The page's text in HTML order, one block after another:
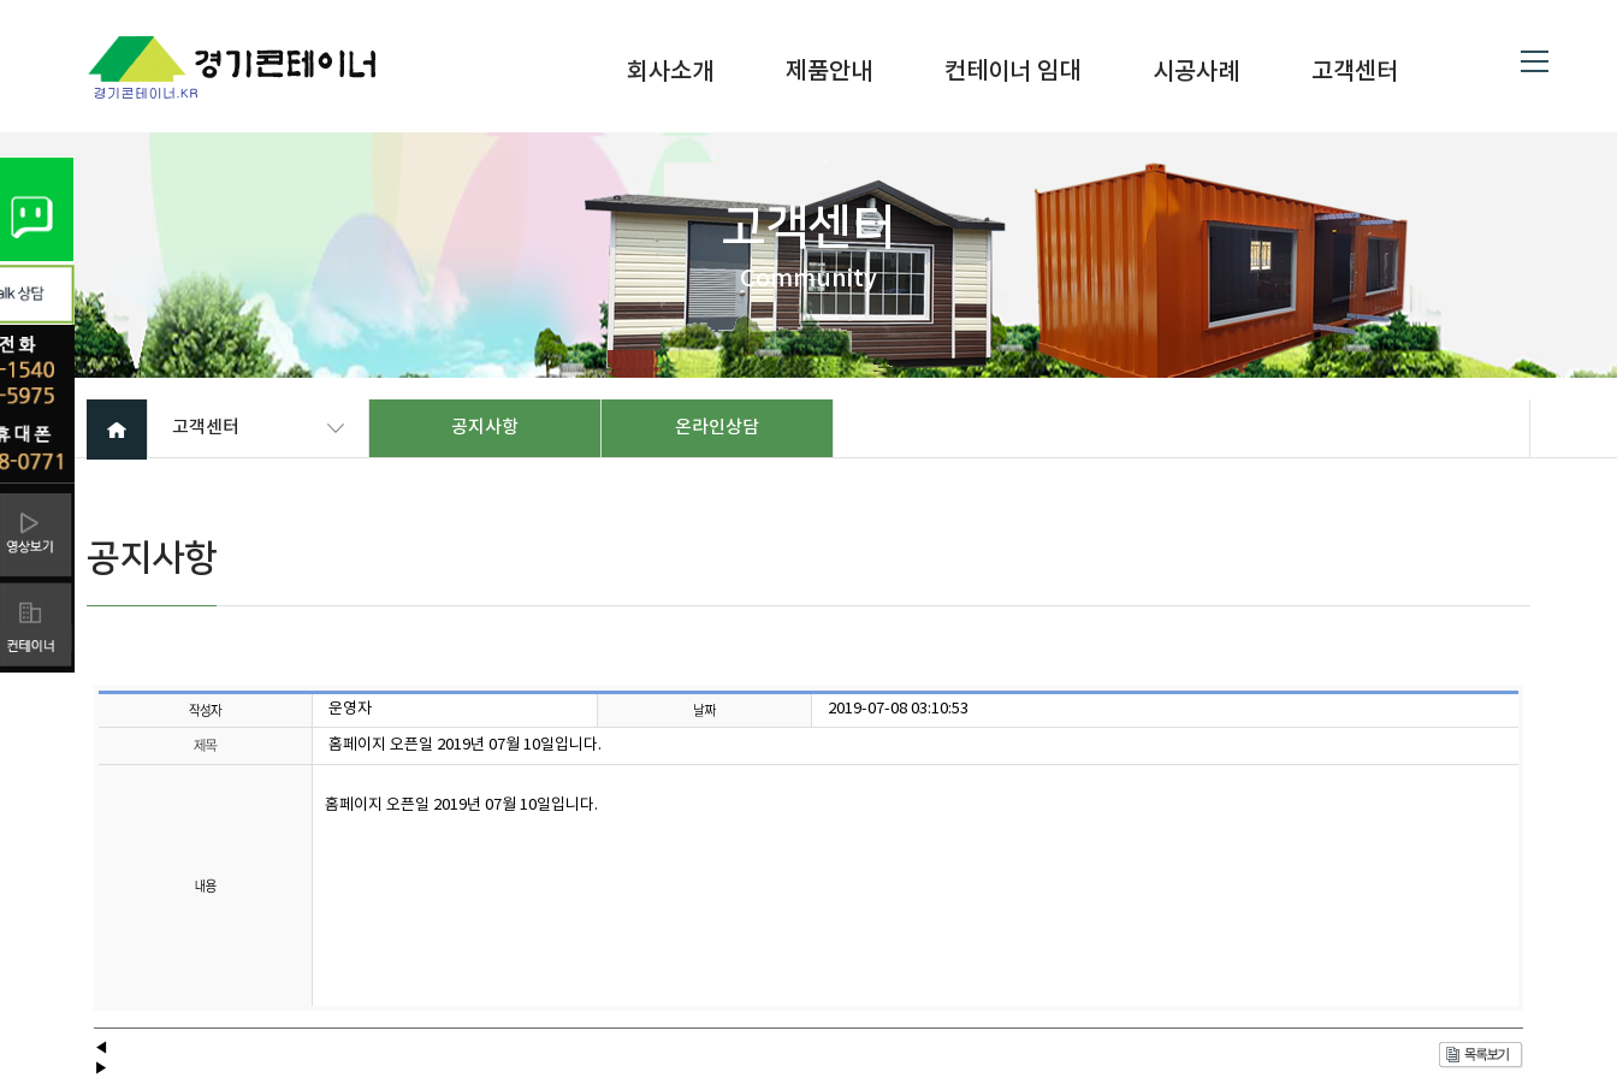
회사소개 제품안내 컨테이너 임대 시공사례 고객센터
고객센터
Community
고객센터 공지사항 온라인상담
공지사항
운영자
2019-07-08 03:10:53
홈페이지 오픈일 2019년 07월 10일입니다.
홈페이지 오픈일 2019년 07월 10일입니다.
◀
▶